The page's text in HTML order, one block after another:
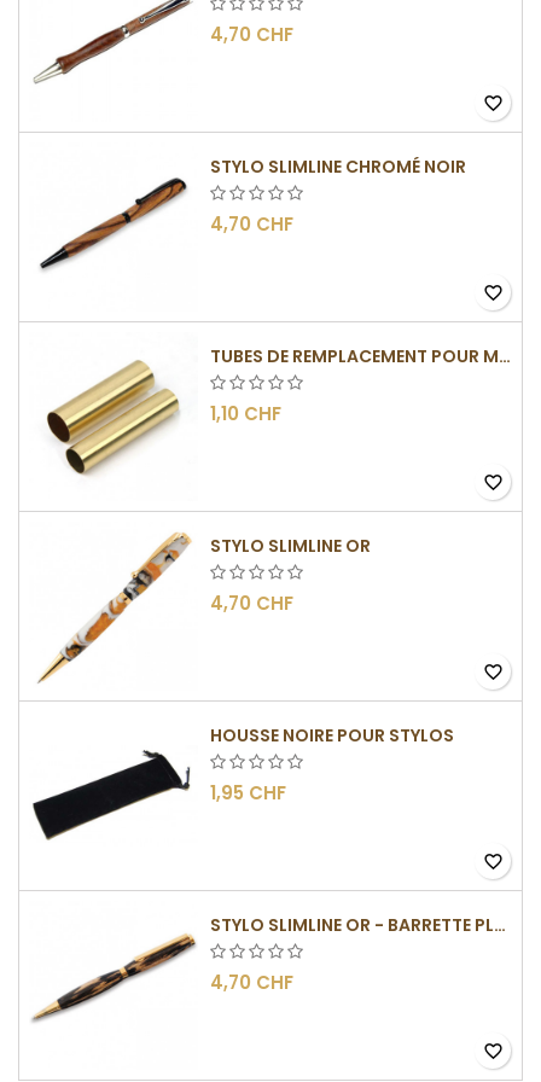
4,70 CHF
favorite_border
STYLO SLIMLINE CHROMÉ NOIR
4,70 CHF
favorite_border
TUBES DE REMPLACEMENT POUR MÉCANISMES SLIMLINE
1,10 CHF
favorite_border
STYLO SLIMLINE OR
4,70 CHF
favorite_border
HOUSSE NOIRE POUR STYLOS
1,95 CHF
favorite_border
STYLO SLIMLINE OR - BARRETTE PLATE
4,70 CHF
favorite_border